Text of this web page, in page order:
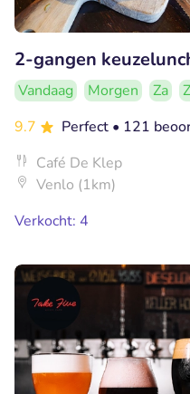
2-gangen
Vandaag Morgen Za
9.7
Perfect • 121
Café De Klep
Venlo (1km)
Verkocht: 4